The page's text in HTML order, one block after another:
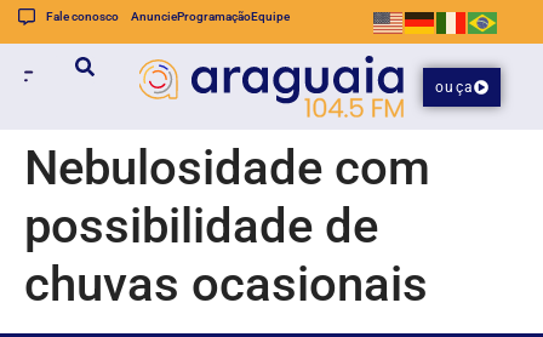
Fale conosco AnuncieProgramaçãoEquipe
ouça
Nebulosidade com
possibilidade de
chuvas ocasionais